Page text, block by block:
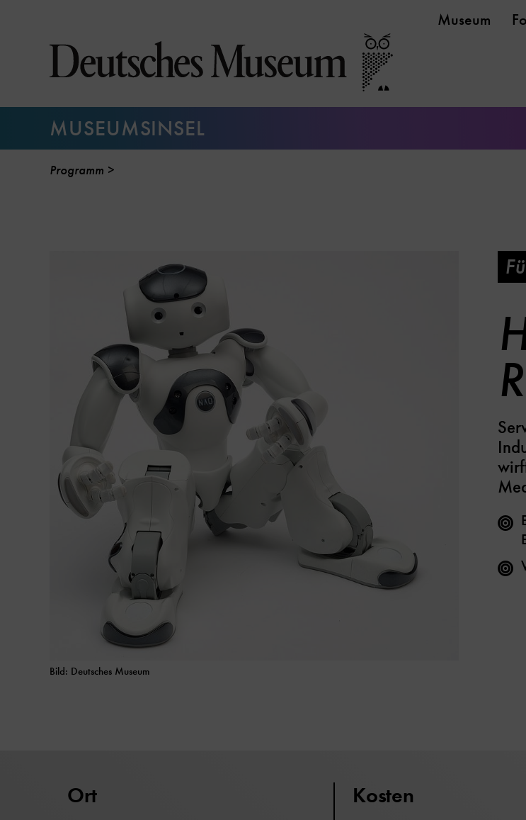
Seiteninhalt
Museum
MUSEUMSINSEL
Programm
Bild: Deutsches Museum
Ort Kosten